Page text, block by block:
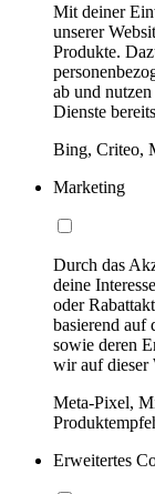
Mit deiner
unserer
Produkte.
ab und
Dienste
Bing, Criteo,
Marketing
Durch das
deine
oder
basierend auf
sowie deren
wir auf dieser
Meta-Pixel,
Erweitertes